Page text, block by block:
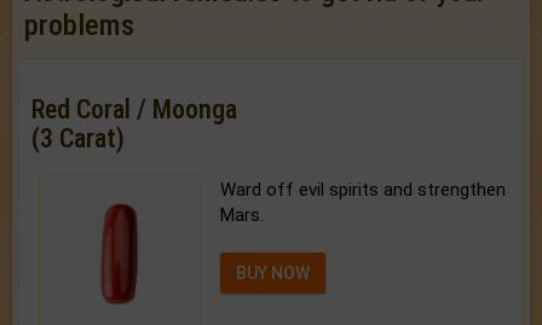
problems
Red Coral / Moonga
(3 Carat)
Ward off evil spirits and strengthen
Mars.
BUY NOW